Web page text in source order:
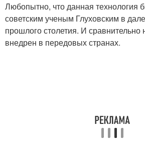
Любопытно, что данная технология
советским ученым Глуховским в
прошлого столетия. И
внедрен в передовых странах.